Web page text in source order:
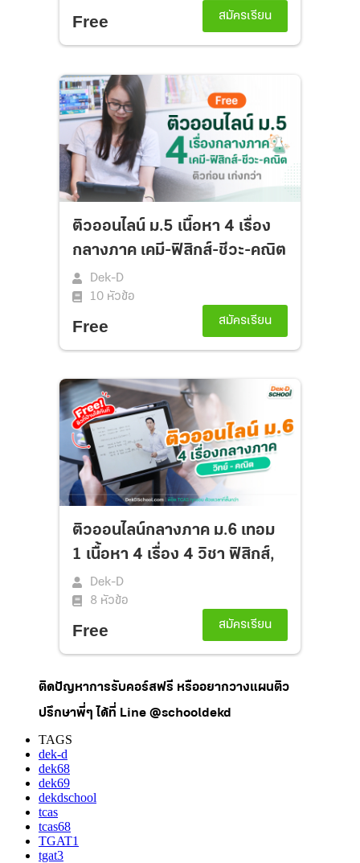
ติดปัญหาการรับคอร์สฟรี หรืออยากวางแผนติว
ปรึกษาพี่ๆ ได้ที่ Line @schooldekd
TAGS
dek-d
dek68
dek69
dekdschool
tcas
tcas68
TGAT1
tgat3